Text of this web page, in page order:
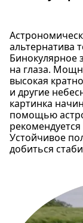
альтернатива
Бинокулярное
на глаза.
высокая
и другие
картинка
помощью
Устойчивое
добиться